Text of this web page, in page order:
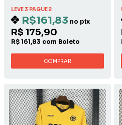
LEVE 3 PAGUE 2
R$161,83 no pix
R$ 175,90
R$ 161,83 com Boleto
COMPRAR